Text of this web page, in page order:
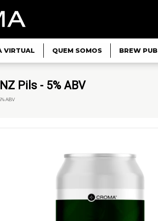
VIRTUAL QUEM SOMOS BREW PUB
Pils - 5% ABV
ABV